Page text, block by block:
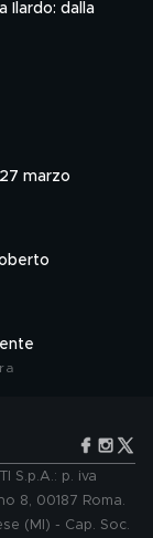
Ilardo: dalla
marzo
S.p.A.: p. iva
8, 00187 Roma.
(MI) - Cap. Soc.